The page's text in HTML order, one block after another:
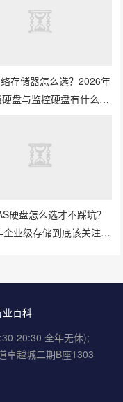
存储器怎么选？2026年
盘与监控硬盘有什么区
硬盘怎么选才不踩坑？
业级存储到底该关注什
业百科
20:30 全年无休);
卓越城二期B座1303